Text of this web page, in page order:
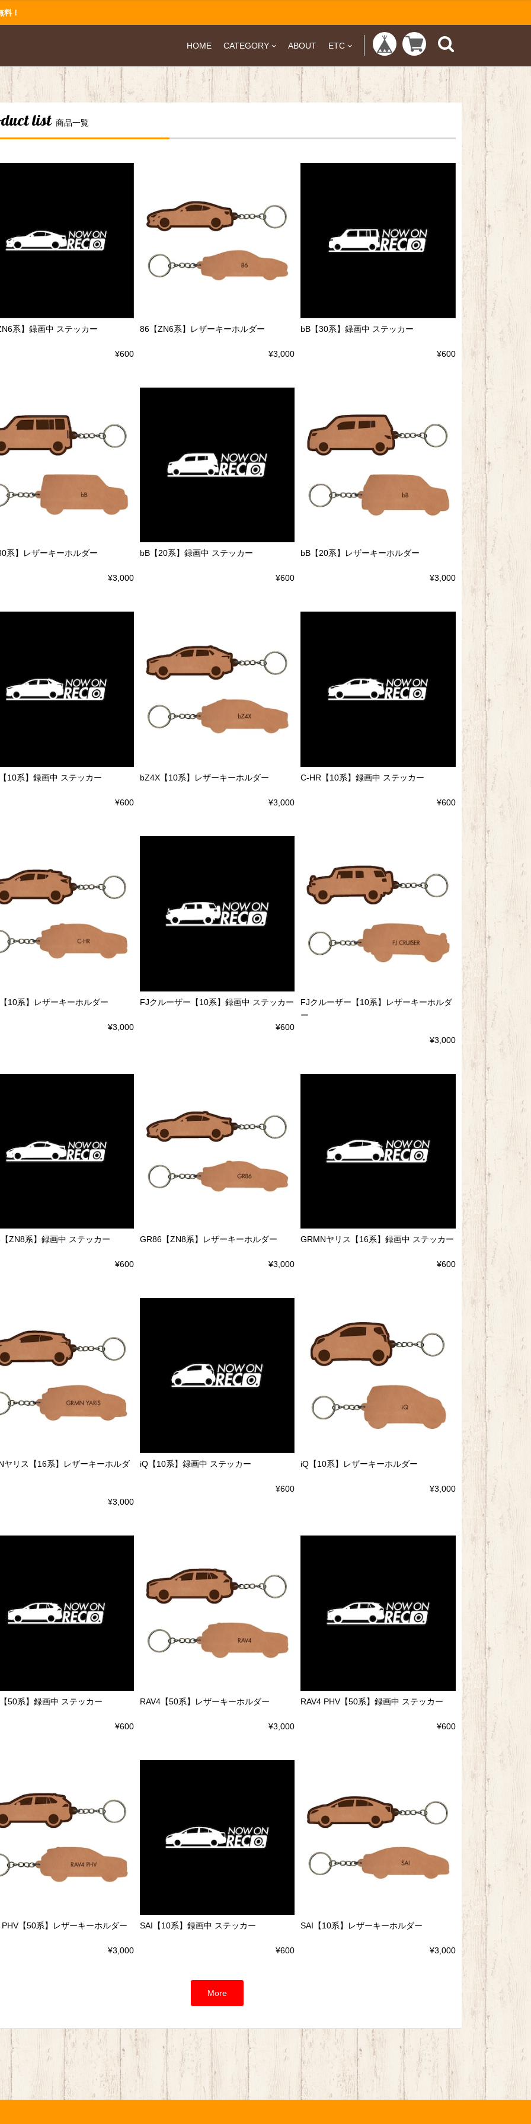
！
HOME CATEGORY ABOUT ETC
list 商品一覧
系】録画中 ステッカー
¥600
86【ZN6系】レザーキーホルダー
¥3,000
bB【30系】録画中 ステッカー
¥600
系】レザーキーホルダー
¥3,000
bB【20系】録画中 ステッカー
¥600
bB【20系】レザーキーホルダー
¥3,000
10系】録画中 ステッカー
¥600
bZ4X【10系】レザーキーホルダー
¥3,000
C-HR【10系】録画中 ステッカー
¥600
10系】レザーキーホルダー
¥3,000
FJクルーザー【10系】録画中 ステッカー
¥600
FJクルーザー【10系】レザーキーホルダ
ー
¥3,000
ZN8系】録画中 ステッカー
¥600
GR86【ZN8系】レザーキーホルダー
¥3,000
GRMNヤリス【16系】録画中 ステッカー
¥600
ヤリス【16系】レザーキーホルダ
¥3,000
iQ【10系】録画中 ステッカー
¥600
iQ【10系】レザーキーホルダー
¥3,000
50系】録画中 ステッカー
¥600
RAV4【50系】レザーキーホルダー
¥3,000
RAV4 PHV【50系】録画中 ステッカー
¥600
PHV【50系】レザーキーホルダー
¥3,000
SAI【10系】録画中 ステッカー
¥600
SAI【10系】レザーキーホルダー
¥3,000
More